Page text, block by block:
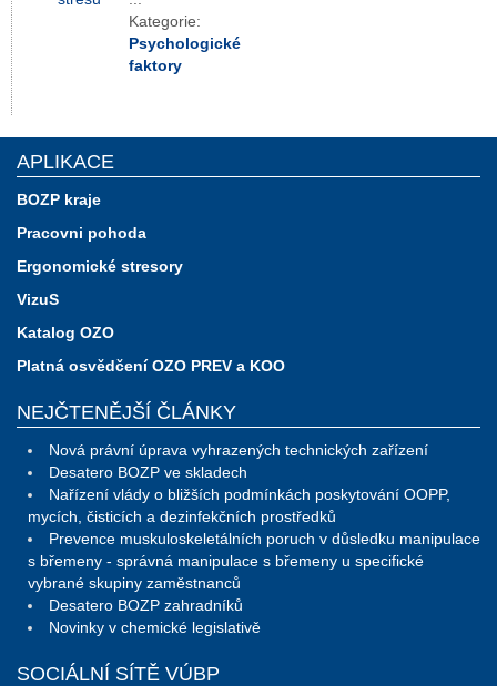
Kategorie:
Psychologické
faktory
APLIKACE
BOZP kraje
Pracovni pohoda
Ergonomické stresory
VizuS
Katalog OZO
Platná osvědčení OZO PREV a KOO
NEJČTENĚJŠÍ ČLÁNKY
Nová právní úprava vyhrazených technických zařízení
Desatero BOZP ve skladech
Nařízení vlády o bližších podmínkách poskytování OOPP,
mycích, čisticích a dezinfekčních prostředků
Prevence muskuloskeletálních poruch v důsledku manipulace
s břemeny - správná manipulace s břemeny u specifické
vybrané skupiny zaměstnanců
Desatero BOZP zahradníků
Novinky v chemické legislativě
SOCIÁLNÍ SÍTĚ VÚBP